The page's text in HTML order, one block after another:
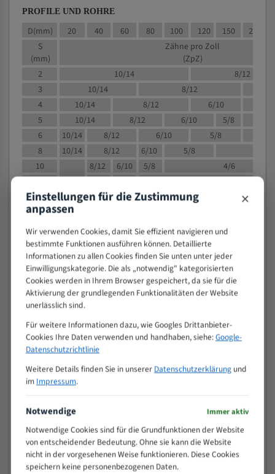
PROFILE UND ROHRE
D(mm) 20 40 60 80 100 120 150 200
S
(mm)
Zähne pro Zoll
(ZpZ)
2
10/14
8/12
3
10/14 8/12
4
10/14 8/12 6/10
5
10/14 8/12 6/10
5/8
6
10/14 8/12 6/10
5/8
8
10/14 8/12 6/10 5/8
10
8/12 6/10 5/8
4/6
15
8/12 6/10
4/5
20
30
4/5
50
80
> 100
VOLLMATERIAL
M (mm)
Zoll (ZpZ))
>
25
10/14
15 - 40
8/12
25 - 50
80 - 180
3/4
130 -
350
2/3
Einstellungen für die Zustimmung
anpassen ×
Wir verwenden Cookies, damit Sie effizient navigieren und
bestimmte Funktionen ausführen können. Detaillierte
Informationen zu allen Cookies finden Sie unten unter jeder
Einwilligungskategorie. Die als „notwendig" kategorisierten
Cookies werden in Ihrem Browser gespeichert, da sie für die
Aktivierung der grundlegenden Funktionalitäten der Website
unerlässlich sind.
Für weitere Informationen dazu, wie Googles Drittanbieter-
Cookies Ihre Daten verwenden und handhaben, siehe:Google-
Datenschutzrichtlinie
Weitere Details finden Sie in unserer Datenschutzerklärungund
im Impressum.
Notwendige Immer aktiv
Notwendige Cookies sind für die Grundfunktionen der Website
von entscheidender Bedeutung. Ohne sie kann die Website
nicht in der vorgesehenen Weise funktionieren. Diese Cookies
speichern keine personenbezogenen Daten.